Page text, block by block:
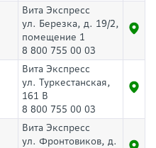
Вита Экспресс
ул. Березка, д. 19/2,
помещение 1
8 800 755 00 03
Вита Экспресс
ул. Туркестанская,
161 В
8 800 755 00 03
Вита Экспресс
ул. Фронтовиков, д.